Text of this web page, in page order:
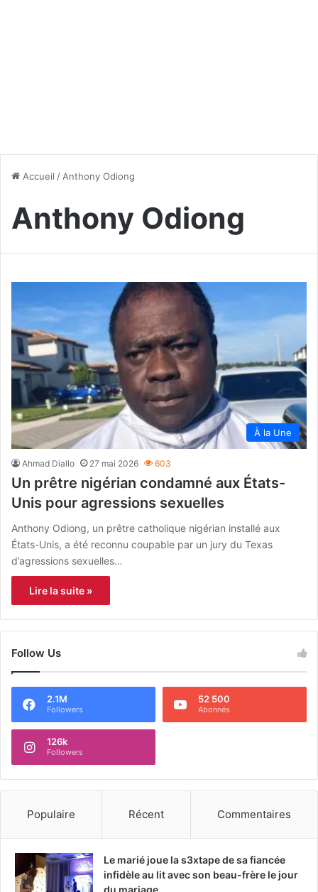
Accueil / Anthony Odiong
Anthony Odiong
À la Une
Ahmad Diallo 27 mai 2026 603
Un prêtre nigérian condamné aux États-
Unis pour agressions sexuelles
Anthony Odiong, un prêtre catholique nigérian installé aux
États-Unis, a été reconnu coupable par un jury du Texas
d’agressions sexuelles…
Lire la suite »
Follow Us
2.1M
Followers
52 500
Abonnés
126k
Followers
Populaire Récent Commentaires
Le marié joue la s3xtape de sa fiancée
infidèle au lit avec son beau-frère le jour
du mariage